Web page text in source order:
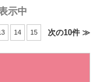
示中
14 15 次の10件 ≫